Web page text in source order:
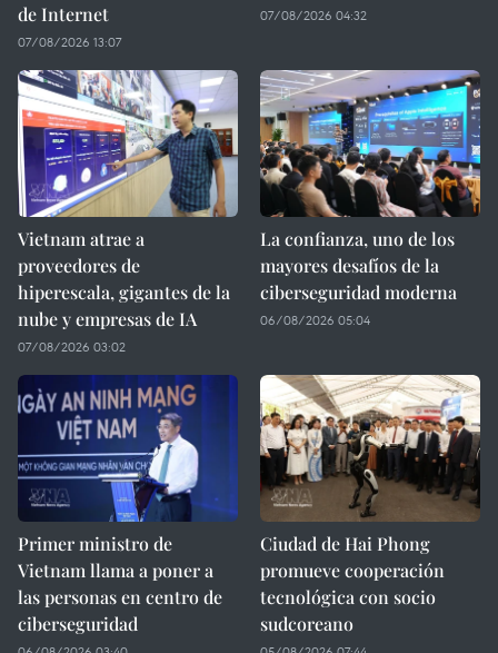
de Internet
07/08/2026 13:07
07/08/2026 04:32
Vietnam atrae a
proveedores de
hiperescala, gigantes de la
nube y empresas de IA
07/08/2026 03:02
La confianza, uno de los
mayores desafíos de la
ciberseguridad moderna
06/08/2026 05:04
Primer ministro de
Vietnam llama a poner a
las personas en centro de
ciberseguridad
Ciudad de Hai Phong
promueve cooperación
tecnológica con socio
sudcoreano